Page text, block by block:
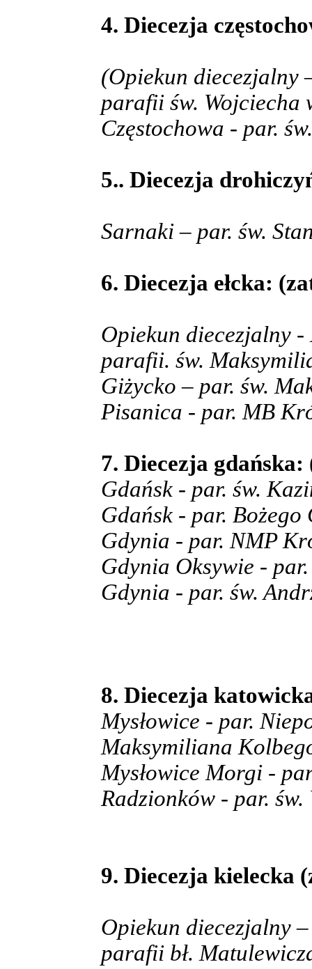
4. Diecezja
(Opiekun diecezjalny
parafii św. Wojciecha
Częstochowa - par.
5.. Diecezja
Sarnaki – par. św.
6. Diecezja ełcka:
Opiekun diecezjalny
parafii. św.
Giżycko – par. św.
Pisanica - par. MB
7. Diecezja gdańska:
Gdańsk - par. św.
Gdańsk - par. Bożego
Gdynia - par. NMP
Gdynia Oksywie -
Gdynia - par. św.
8. Diecezja
Mysłowice - par.
Maksymiliana
Mysłowice Morgi -
Radzionków - par. św.
9. Diecezja kielecka
Opiekun diecezjalny
parafii bł.